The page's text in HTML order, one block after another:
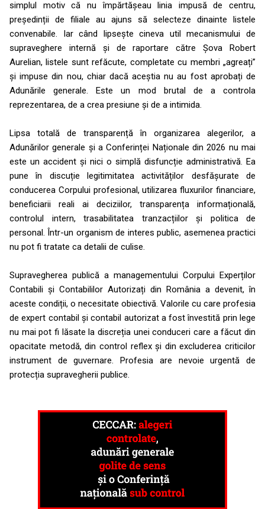
simplul motiv că nu împărtășeau linia impusă de centru,
președinții de filiale au ajuns să selecteze dinainte listele
convenabile. Iar când lipsește cineva util mecanismului de
supraveghere internă și de raportare către Șova Robert
Aurelian, listele sunt refăcute, completate cu membri „agreați”
și impuse din nou, chiar dacă aceștia nu au fost aprobați de
Adunările generale. Este un mod brutal de a controla
reprezentarea, de a crea presiune și de a intimida.
Lipsa totală de transparență în organizarea alegerilor, a
Adunărilor generale și a Conferinței Naționale din 2026 nu mai
este un accident și nici o simplă disfuncție administrativă. Ea
pune în discuție legitimitatea activităților desfășurate de
conducerea Corpului profesional, utilizarea fluxurilor financiare,
beneficiarii reali ai deciziilor, transparența informațională,
controlul intern, trasabilitatea tranzacțiilor și politica de
personal. Într-un organism de interes public, asemenea practici
nu pot fi tratate ca detalii de culise.
Supravegherea publică a managementului Corpului Experților
Contabili și Contabililor Autorizați din România a devenit, în
aceste condiții, o necesitate obiectivă. Valorile cu care profesia
de expert contabil și contabil autorizat a fost învestită prin lege
nu mai pot fi lăsate la discreția unei conduceri care a făcut din
opacitate metodă, din control reflex și din excluderea criticilor
instrument de guvernare. Profesia are nevoie urgentă de
protecția supravegherii publice.